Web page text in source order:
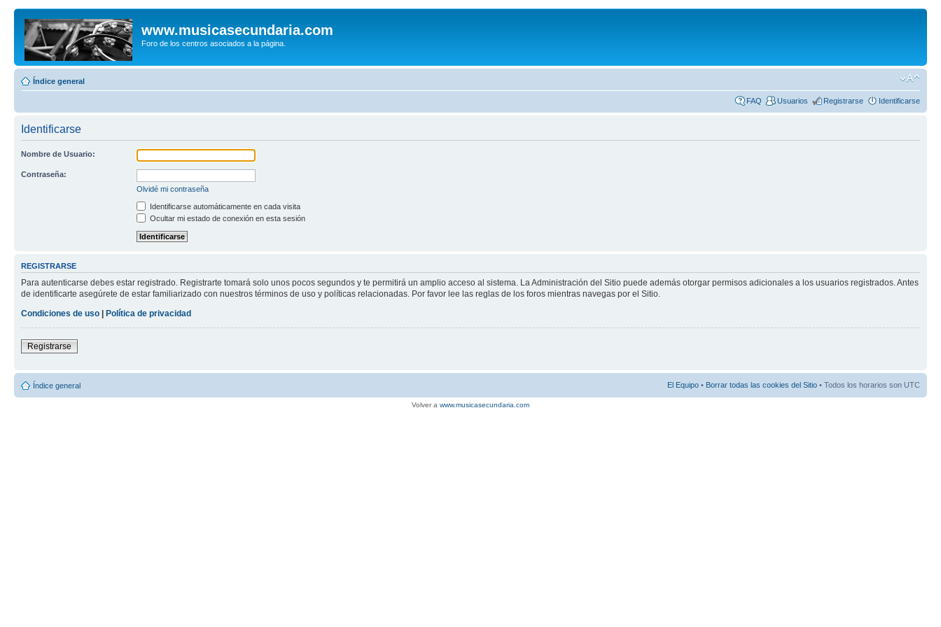
www.musicasecundaria.com
Foro de los centros asociados a la página.
Índice general
FAQ Usuarios Registrarse Identificarse
Identificarse
Nombre de Usuario:
Contraseña:
Olvidé mi contraseña
Identificarse automáticamente en cada visita
Ocultar mi estado de conexión en esta sesión
REGISTRARSE
Para autenticarse debes estar registrado. Registrarte tomará solo unos pocos segundos y te permitirá un amplio acceso al sistema. La Administración del Sitio puede además otorgar permisos adicionales a los usuarios registrados. Antes
de identificarte asegúrete de estar familiarizado con nuestros términos de uso y políticas relacionadas. Por favor lee las reglas de los foros mientras navegas por el Sitio.
Condiciones de uso | Política de privacidad
Registrarse
Índice general El Equipo • Borrar todas las cookies del Sitio • Todos los horarios son UTC
Volver a www.musicasecundaria.com